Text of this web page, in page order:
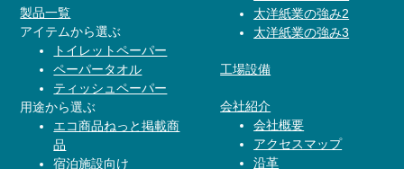
製品一覧
アイテムから選ぶ
トイレットペーパー
ペーパータオル
ティッシュペーパー
用途から選ぶ
エコ商品ねっと掲載商
品
宿泊施設向け
太洋紙業の強み2
太洋紙業の強み3
工場設備
会社紹介
会社概要
アクセスマップ
沿革